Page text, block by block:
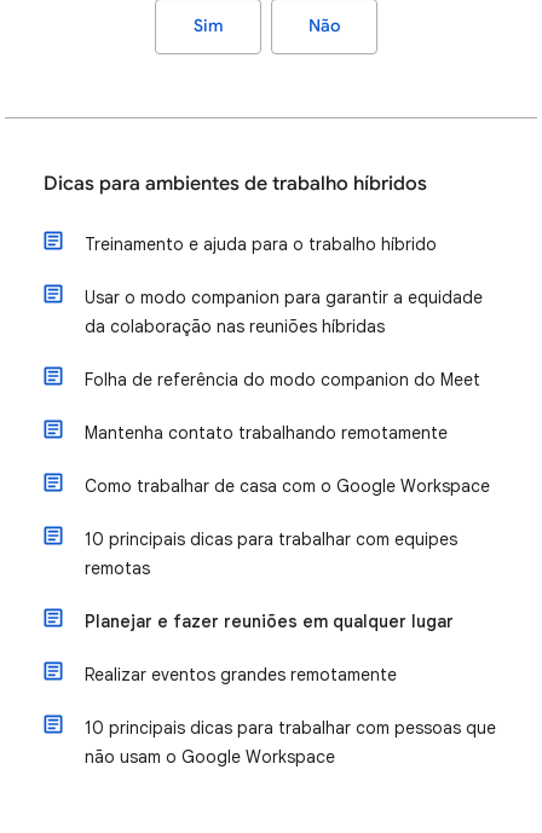
Sim Não
Dicas para ambientes de trabalho híbridos
Treinamento e ajuda para o trabalho híbrido
Usar o modo companion para garantir a equidade
da colaboração nas reuniões híbridas
Folha de referência do modo companion do Meet
Mantenha contato trabalhando remotamente
Como trabalhar de casa com o Google Workspace
10 principais dicas para trabalhar com equipes
remotas
Planejar e fazer reuniões em qualquer lugar
Realizar eventos grandes remotamente
10 principais dicas para trabalhar com pessoas que
não usam o Google Workspace